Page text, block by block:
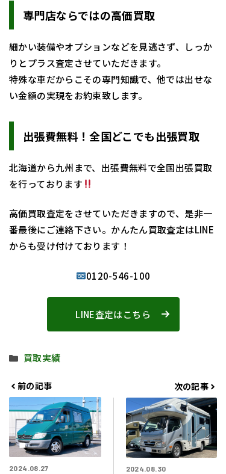
専門店ならではの高価買取
細かい装備やオプションなどを見逃さず、しっか
りとプラス査定させていただきます。
特殊な車だからこその専門知識で、他では出せな
い金額の実現をお約束致します。
出張費無料！全国どこでも出張買取
北海道から九州まで、出張費無料で全国出張買取
を行っております
高価買取査定をさせていただきますので、是非一
番最後にご連絡下さい。かんたん買取査定はLINE
からも受け付けております！
0120-546-100
LINE査定はこちら
カ
ゴ
リ
ー
買取実績
前の記事
2024.08.27
次の記事
2024.08.30